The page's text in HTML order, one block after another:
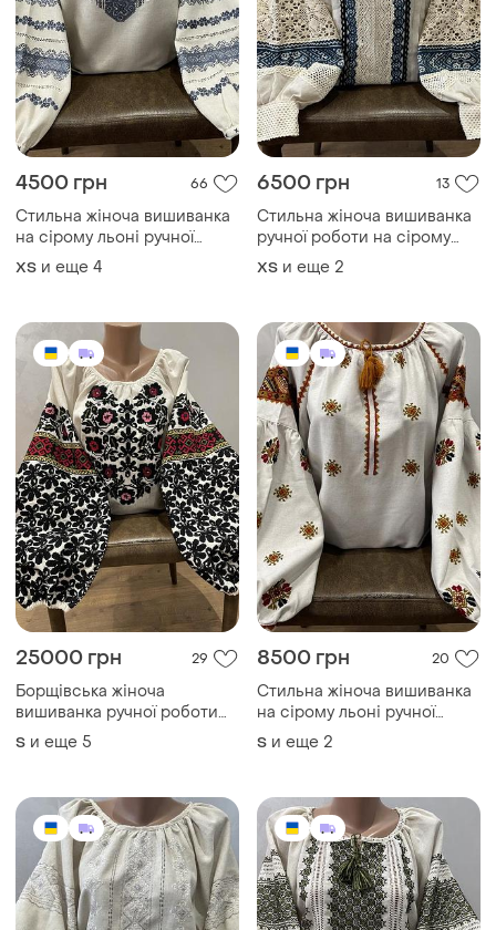
4500 грн 66
Стильна жіноча вишиванка
на сірому льоні ручної
роботи. ж-3299
ХS и еще 4
6500 грн 13
Стильна жіноча вишиванка
ручної роботи на сірому
льоні. ж-3300
ХS и еще 2
25000 грн 29
Борщівська жіноча
вишиванка ручної роботи
на сірому льоні. ж-3077
S и еще 5
8500 грн 20
Стильна жіноча вишиванка
на сірому льоні ручної
роботи. ж-3272
S и еще 2